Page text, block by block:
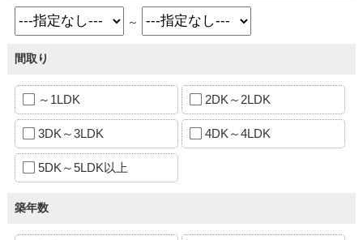
～
間取り
～1LDK 2DK～2LDK
3DK～3LDK 4DK～4LDK
5DK～5LDK以上
築年数